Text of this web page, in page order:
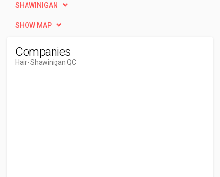
SHAWINIGAN
SHOW MAP
Companies
Hair- Shawinigan QC